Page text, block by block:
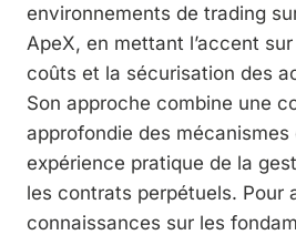
environnements de trading
ApeX, en mettant l’accent
coûts et la sécurisation des
Son approche combine une
approfondie des
expérience pratique de la
les contrats perpétuels. Pour
connaissances sur les